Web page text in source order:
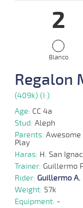
1100m
24-
07-
VS
17-
07-
2024
VS 1100m
08-
07-
2024
VS 1100m
2
Blanco
Regalon
(409k) (I:)
Age: CC 4a
Stud: Aleph
Parents: Awesome
Play
Haras: H. San
Trainer: Guillermo
Rider: Guillermo A.
Weight: 57k
Equipment: -